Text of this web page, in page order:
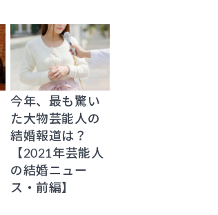
今年、最も驚い
た大物芸能人の
結婚報道は？
【2021年芸能人
の結婚ニュー
ス・前編】